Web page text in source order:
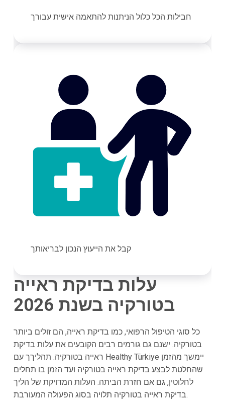
חבילות הכל כלול הניתנות להתאמה אישית עבורך
קבל את הייעוץ הנכון לבריאותך
עלות בדיקת ראייה
בטורקיה בשנת 2026
כל סוגי הטיפול הרפואי, כמו בדיקת ראייה, הם זולים ביותר
בטורקיה. ישנם גם גורמים רבים הקובעים את עלות בדיקת
ראייה בטורקיה. תהליךך עם Healthy Türkiye יימשך מהזמן
שהחלטת לבצע בדיקת ראייה בטורקיה ועד הזמן בו תחלים
לחלוטין, גם אם חזרת הביתה. העלות המדויקת של הליך
בדיקת ראייה בטורקיה תלויה בסוג הפעולה המעורבת.